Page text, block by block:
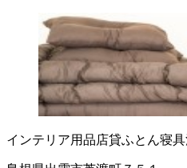
インテリア用品店貸ふとん寝